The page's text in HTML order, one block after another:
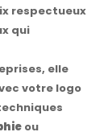
respectueux
qui
elle
votre logo
ou